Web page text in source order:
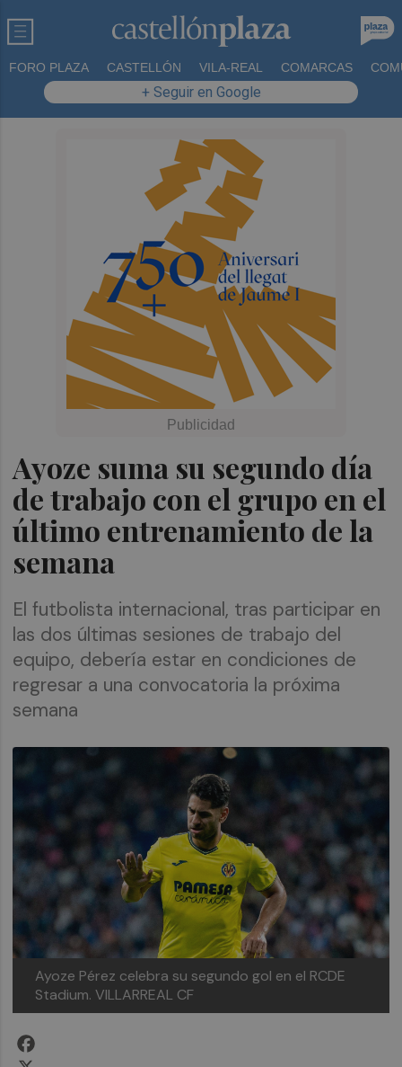
FORO PLAZA CASTELLÓN VILA-REAL COMARCAS
+ Seguir en Google
Ayoze suma su segundo día
de trabajo con el grupo en el
último entrenamiento de la
semana
El futbolista internacional, tras participar en
las dos últimas sesiones de trabajo del
equipo, debería estar en condiciones de
regresar a una convocatoria la próxima
semana
Ayoze Pérez celebra su segundo gol en el RCDE
Stadium. VILLARREAL CF